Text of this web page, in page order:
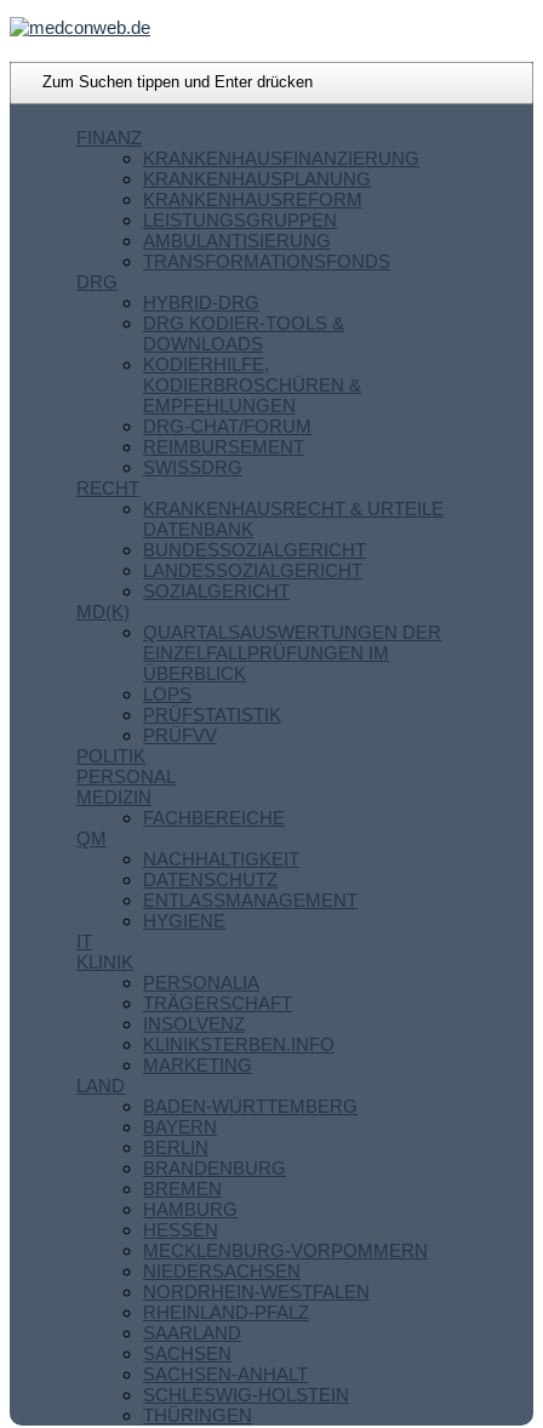
FINANZ
KRANKENHAUSFINANZIERUNG
KRANKENHAUSPLANUNG
KRANKENHAUSREFORM
LEISTUNGSGRUPPEN
AMBULANTISIERUNG
TRANSFORMATIONSFONDS
DRG
HYBRID-DRG
DRG KODIER-TOOLS &
DOWNLOADS
KODIERHILFE,
KODIERBROSCHÜREN &
EMPFEHLUNGEN
DRG-CHAT/FORUM
REIMBURSEMENT
SWISSDRG
RECHT
KRANKENHAUSRECHT & URTEILE
DATENBANK
BUNDESSOZIALGERICHT
LANDESSOZIALGERICHT
SOZIALGERICHT
MD(K)
QUARTALSAUSWERTUNGEN DER
EINZELFALLPRÜFUNGEN IM
ÜBERBLICK
LOPS
PRÜFSTATISTIK
PRÜFVV
POLITIK
PERSONAL
MEDIZIN
FACHBEREICHE
QM
NACHHALTIGKEIT
DATENSCHUTZ
ENTLASSMANAGEMENT
HYGIENE
IT
KLINIK
PERSONALIA
TRÄGERSCHAFT
INSOLVENZ
KLINIKSTERBEN.INFO
MARKETING
LAND
BADEN-WÜRTTEMBERG
BAYERN
BERLIN
BRANDENBURG
BREMEN
HAMBURG
HESSEN
MECKLENBURG-VORPOMMERN
NIEDERSACHSEN
NORDRHEIN-WESTFALEN
RHEINLAND-PFALZ
SAARLAND
SACHSEN
SACHSEN-ANHALT
SCHLESWIG-HOLSTEIN
THÜRINGEN